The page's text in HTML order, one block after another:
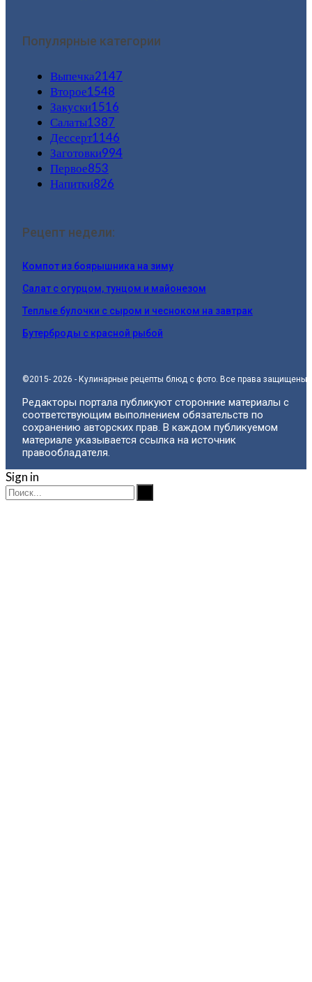
Популярные категории
Выпечка2147
Второе1548
Закуски1516
Салаты1387
Дессерт1146
Заготовки994
Первое853
Напитки826
Рецепт недели:
Компот из боярышника на зиму
Салат с огурцом, тунцом и майонезом
Теплые булочки с сыром и чесноком на завтрак
Бутерброды с красной рыбой
©2015- 2026 - Кулинарные рецепты блюд с фото. Все права защищены.
Редакторы портала публикуют сторонние материалы с
соответствующим выполнением обязательств по
сохранению авторских прав. В каждом публикуемом
материале указывается ссылка на источник
правообладателя.
Sign in